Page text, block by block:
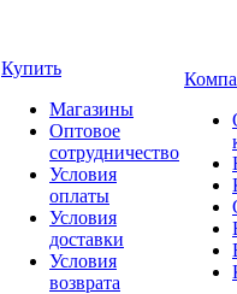
Купить
Магазины
Оптовое
сотрудничество
Условия
оплаты
Условия
доставки
Условия
возврата